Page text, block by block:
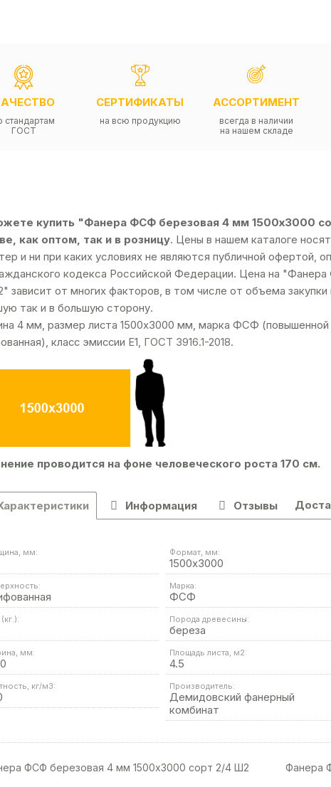
стандартам
ГОСТ
СЕРТИФИКАТЫ
на всю продукцию
АССОРТИМЕНТ
всегда в наличии
на нашем складе
купить "Фанера ФСФ березовая 4 мм 1500х3000
как оптом, так и в розницу. Цены в нашем каталоге
и ни при каких условиях не являются публичной офертой,
кодекса Российской Федерации. Цена на
зависит от многих факторов, в том числе от объема
так и в большую сторону.
4 мм, размер листа 1500х3000 мм, марка ФСФ (повышенной
класс эмиссии Е1, ГОСТ 3916.1-2018.
проводится на фоне человеческого роста 170 см.
Информация Отзывы
мм: Формат, мм:
1500х3000
Марка:
ФСФ
Порода древесины:
береза
мм: Площадь листа, м2:
4.5
кг/м3: Производитель:
Демидовский фанерный
комбинат
Фанера
ФСФ березовая 4 мм 1500х3000 сорт 2/4 Ш2